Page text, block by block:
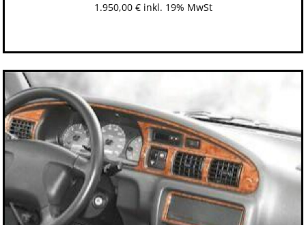
1.950,00 € inkl. 19% MwSt